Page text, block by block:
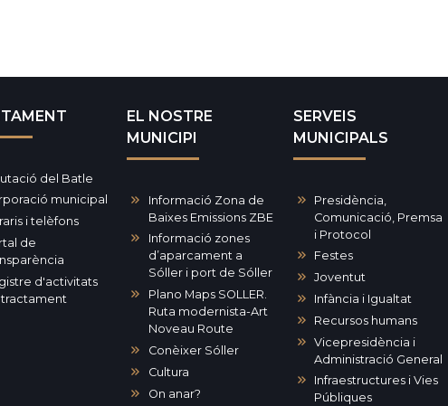
del Batle
municipal
i telèfons
de
d'activitats
EL NOSTRE
MUNICIPI
Informació Zona de
Baixes Emissions ZBE
Informació zones
d’aparcament a
Sóller i port de Sóller
Plano Maps SOLLER.
Ruta modernista-Art
Noveau Route
Conèixer Sóller
Cultura
On anar?
SERVEIS
MUNICIPALS
Presidència,
Comunicació, Premsa
i Protocol
Festes
Joventut
Infància i Igualtat
Recursos humans
Vicepresidència i
Administració General
Infraestructures i Vies
Públiques